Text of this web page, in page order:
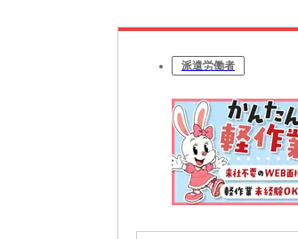
派遣労働者